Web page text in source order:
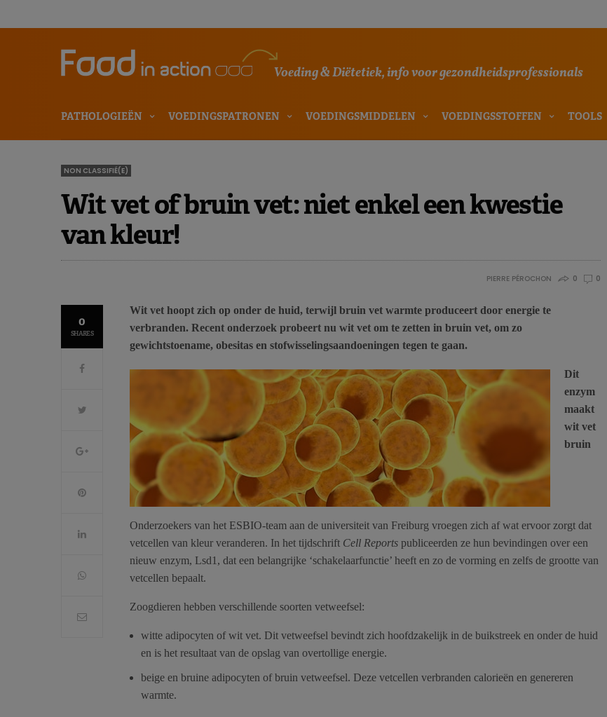
Voeding & Diëtetiek, info voor gezondheidsprofessionals
PATHOLOGIEËN VOEDINGSPATRONEN VOEDINGSMIDDELEN VOEDINGSSTOFFEN TOOLS
NON CLASSIFIÉ(E)
Wit vet of bruin vet: niet enkel een kwestie
van kleur!
PIERRE PÉROCHON 0 0
0
SHARES
Wit vet hoopt zich op onder de huid, terwijl bruin vet warmte produceert door energie te
verbranden. Recent onderzoek probeert nu wit vet om te zetten in bruin vet, om zo
gewichtstoename, obesitas en stofwisselingsaandoeningen tegen te gaan.
Dit
enzym
maakt
wit vet
bruin
Onderzoekers van het ESBIO-team aan de universiteit van Freiburg vroegen zich af wat ervoor zorgt dat
vetcellen van kleur veranderen. In het tijdschrift Cell Reports publiceerden ze hun bevindingen over een
nieuw enzym, Lsd1, dat een belangrijke ‘schakelaarfunctie’ heeft en zo de vorming en zelfs de grootte van
vetcellen bepaalt.
Zoogdieren hebben verschillende soorten vetweefsel:
witte adipocyten of wit vet. Dit vetweefsel bevindt zich hoofdzakelijk in de buikstreek en onder de huid
en is het resultaat van de opslag van overtollige energie.
beige en bruine adipocyten of bruin vetweefsel. Deze vetcellen verbranden calorieën en genereren
warmte.